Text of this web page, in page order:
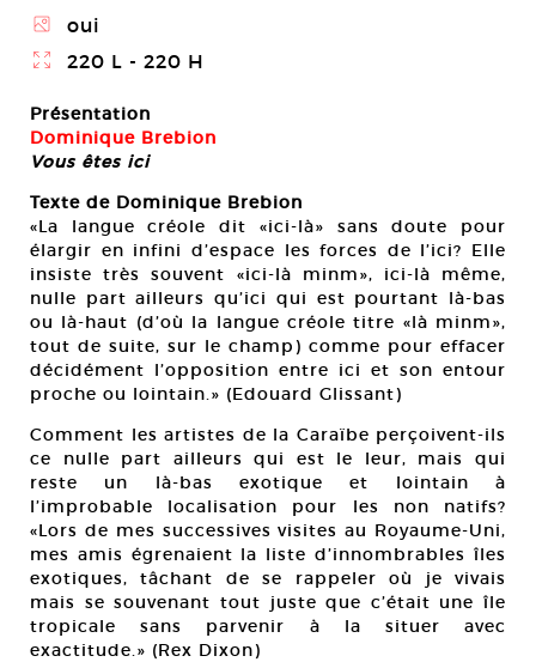
Z oui
} 220 L - 220 H
Présentation
Dominique Brebion
Vous êtes ici
Texte de Dominique Brebion
«La langue créole dit «ici-là» sans doute pour
élargir en infini d’espace les forces de l’ici? Elle
insiste très souvent «ici-là minm», ici-là même,
nulle part ailleurs qu’ici qui est pourtant là-bas
ou là-haut (d’où la langue créole titre «là minm»,
tout de suite, sur le champ) comme pour effacer
décidément l’opposition entre ici et son entour
proche ou lointain.» (Edouard Glissant)
Comment les artistes de la Caraïbe perçoivent-ils
ce nulle part ailleurs qui est le leur, mais qui
reste un là-bas exotique et lointain à
l’improbable localisation pour les non natifs?
«Lors de mes successives visites au Royaume-Uni,
mes amis égrenaient la liste d’innombrables îles
exotiques, tâchant de se rappeler où je vivais
mais se souvenant tout juste que c’était une île
tropicale sans parvenir à la situer avec
exactitude.» (Rex Dixon)